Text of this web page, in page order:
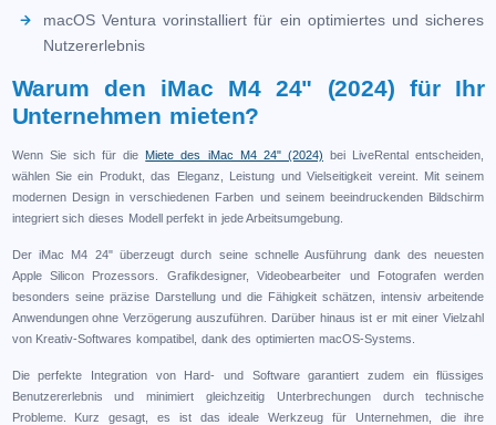
macOS Ventura vorinstalliert für ein optimiertes und sicheres
Nutzererlebnis
Warum den iMac M4 24" (2024) für Ihr
Unternehmen mieten?
Wenn Sie sich für die Miete des iMac M4 24" (2024) bei LiveRental entscheiden,
wählen Sie ein Produkt, das Eleganz, Leistung und Vielseitigkeit vereint. Mit seinem
modernen Design in verschiedenen Farben und seinem beeindruckenden Bildschirm
integriert sich dieses Modell perfekt in jede Arbeitsumgebung.
Der iMac M4 24" überzeugt durch seine schnelle Ausführung dank des neuesten
Apple Silicon Prozessors. Grafikdesigner, Videobearbeiter und Fotografen werden
besonders seine präzise Darstellung und die Fähigkeit schätzen, intensiv arbeitende
Anwendungen ohne Verzögerung auszuführen. Darüber hinaus ist er mit einer Vielzahl
von Kreativ-Softwares kompatibel, dank des optimierten macOS-Systems.
Die perfekte Integration von Hard- und Software garantiert zudem ein flüssiges
Benutzererlebnis und minimiert gleichzeitig Unterbrechungen durch technische
Probleme. Kurz gesagt, es ist das ideale Werkzeug für Unternehmen, die ihre